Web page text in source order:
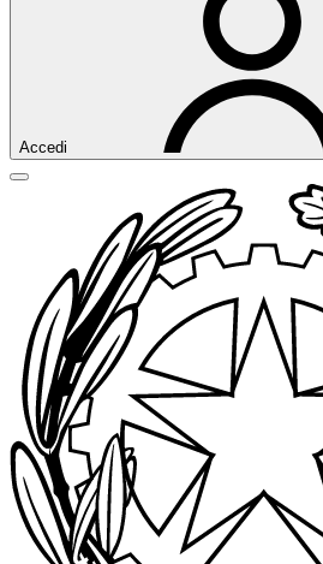
Accedi